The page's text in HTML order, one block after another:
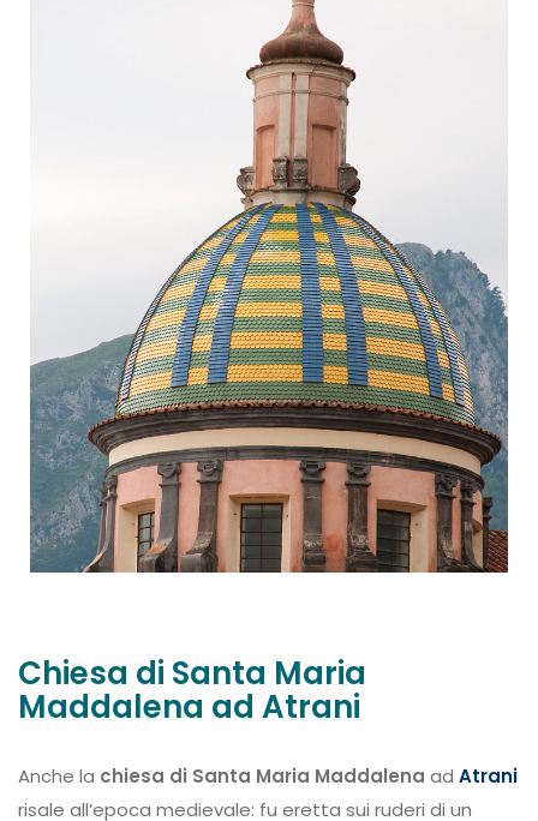
Chiesa di Santa Maria
Maddalena ad Atrani
Anche la chiesa di Santa Maria Maddalena ad Atrani
risale all’epoca medievale: fu eretta sui ruderi di un